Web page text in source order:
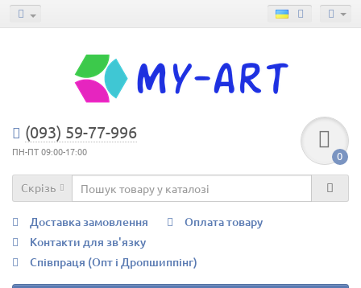
(093) 59-77-996
ПН-ПТ 09:00-17:00 0
Скрізь
Доставка замовлення
Оплата товару
Контакти для зв'язку
Співпраця (Опт і Дропшиппінг)